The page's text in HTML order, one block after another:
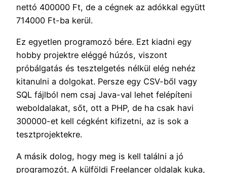
nettó 400000 Ft, de a cégnek az adókkal együtt
714000 Ft-ba kerül.
Ez egyetlen programozó bére. Ezt kiadni egy
hobby projektre eléggé húzós, viszont
próbálgatás és tesztelgetés nélkül elég nehéz
kitanulni a dolgokat. Persze egy CSV-ből vagy
SQL fájlból nem csaj Java-val lehet felépíteni
weboldalakat, sőt, ott a PHP, de ha csak havi
300000-et kell cégként kifizetni, az is sok a
tesztprojektekre.
A másik dolog, hogy meg is kell találni a jó
programozót. A külföldi Freelancer oldalak kuka,